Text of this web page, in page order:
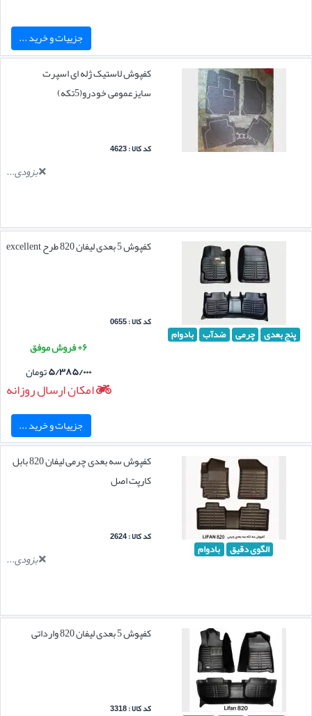
جزییات و خرید ...
کفپوش لاستیک ژله ای اسپرت
سایزعمومی خودرو(5تکه)
کد کالا : 4623
بزودی...
پنج بعدی چرمی ضدآب بادوام
کفپوش 5 بعدی لیفان 820 طرح excellent
کد کالا : 0655
۶+ فروش موفق
۵/۳۸۵/۰۰۰تومان
امکان ارسال روزانه
جزییات و خرید ...
الگوی دقیق بادوام
کفپوش سه بعدی چرمی لیفان 820 بابل
کارپت اصل
کد کالا : 2624
بزودی...
کفپوش 5 بعدی لیفان 820 وارداتی
کد کالا : 3318